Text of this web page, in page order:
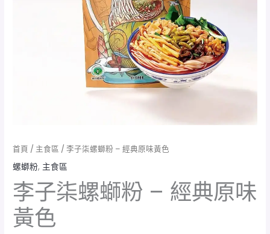
首頁 / 主食區 / 李子柒螺螄粉 – 經典原味黃色
螺螄粉,主食區
李子柒螺螄粉 – 經典原味
黃色
到
NT$980